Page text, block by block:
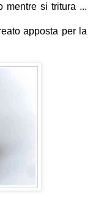
mentre si tritura ...
apposta per la